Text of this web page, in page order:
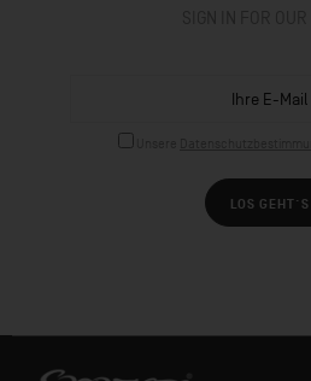
LOS GEHT´S